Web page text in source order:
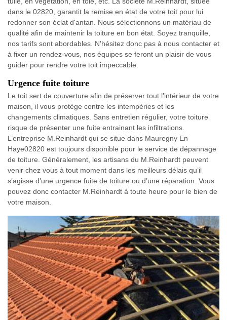
dans le 02820, garantit la remise en état de votre toit pour lui
redonner son éclat d'antan. Nous sélectionnons un matériau de
qualité afin de maintenir la toiture en bon état. Soyez tranquille,
nos tarifs sont abordables. N'hésitez donc pas à nous contacter et
à fixer un rendez-vous, nos équipes se feront un plaisir de vous
guider pour rendre votre toit impeccable.
Urgence fuite toiture
Le toit sert de couverture afin de préserver tout l’intérieur de votre
maison, il vous protège contre les intempéries et les
changements climatiques. Sans entretien régulier, votre toiture
risque de présenter une fuite entrainant les infiltrations.
L’entreprise M.Reinhardt qui se situe dans Mauregny En
Haye02820 est toujours disponible pour le service de dépannage
de toiture. Généralement, les artisans du M.Reinhardt peuvent
venir chez vous à tout moment dans les meilleurs délais qu’il
s’agisse d’une urgence fuite de toiture ou d’une réparation. Vous
pouvez donc contacter M.Reinhardt à toute heure pour le bien de
votre maison.